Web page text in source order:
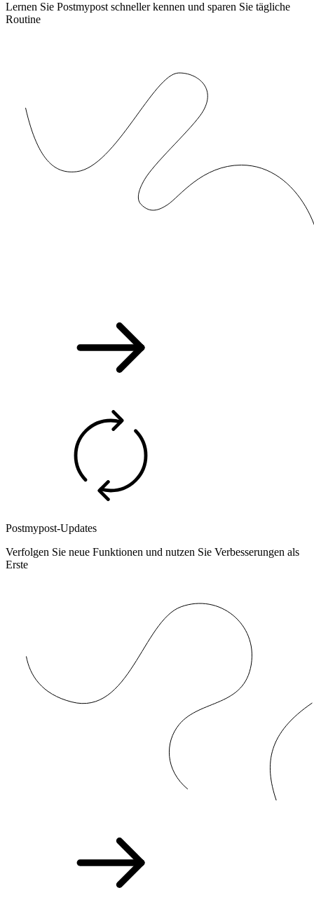
Lernen Sie Postmypost schneller kennen und sparen Sie tägliche
Routine
Postmypost-Updates
Verfolgen Sie neue Funktionen und nutzen Sie Verbesserungen als
Erste